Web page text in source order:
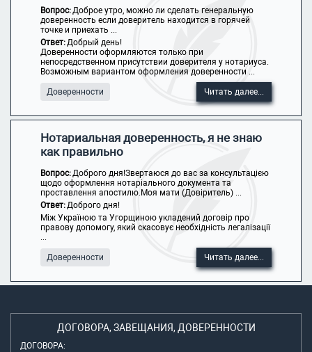
Вопрос:Доброе утро, можно ли сделать генеральную
доверенность если доверитель находится в горячей
точке и приехать ...
Ответ:Добрый день!
Доверенности оформляются только при
непосредственном присутствии доверителя у нотариуса.
Возможным вариантом оформления доверенности ...
Доверенности Читать далее...
Нотариальная доверенность, я не знаю
как правильно
Вопрос:Доброго дня!Звертаюся до вас за консультацією
щодо оформлення нотаріального документа та
проставлення апостилю.Моя мати (Довіритель) ...
Ответ:Доброго дня!
Між Україною та Угорщиною укладений договір про
правову допомогу, який скасовує необхідність легалізації
...
Доверенности Читать далее...
ДОГОВОРА, ЗАВЕЩАНИЯ, ДОВЕРЕННОСТИ
ДОГОВОРА: